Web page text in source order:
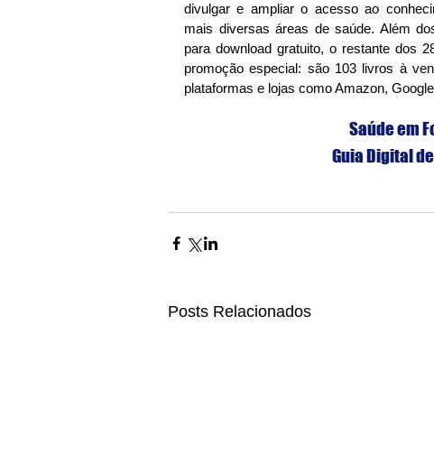
divulgar e ampliar o acesso ao
mais diversas áreas de saúde. Além
para download gratuito, o restante dos
promoção especial: são 103 livros à
plataformas e lojas como Amazon,
Saúde em
Guia Digital
Posts Relacionados